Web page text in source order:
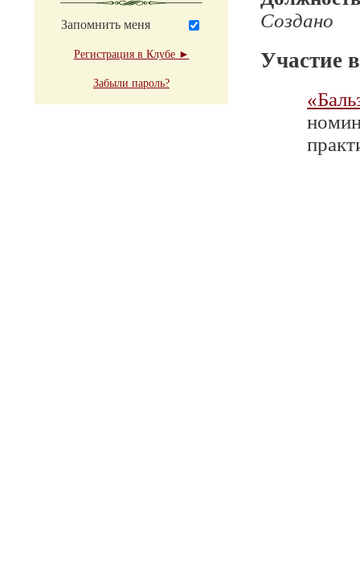
Запомнить меня
Регистрация в Клубе ►
Забыли пароль?
Создано
Участие